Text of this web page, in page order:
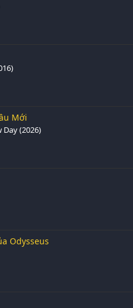
Mới
(2026)
Odysseus